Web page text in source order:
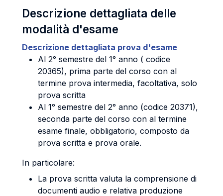
Descrizione dettagliata delle
modalità d'esame
Descrizione dettagliata prova d'esame
Al 2° semestre del 1° anno ( codice
20365), prima parte del corso con al
termine prova intermedia, facoltativa, solo
prova scritta
Al 1° semestre del 2° anno (codice 20371),
seconda parte del corso con al termine
esame finale, obbligatorio, composto da
prova scritta e prova orale.
In particolare:
La prova scritta valuta la comprensione di
documenti audio e relativa produzione